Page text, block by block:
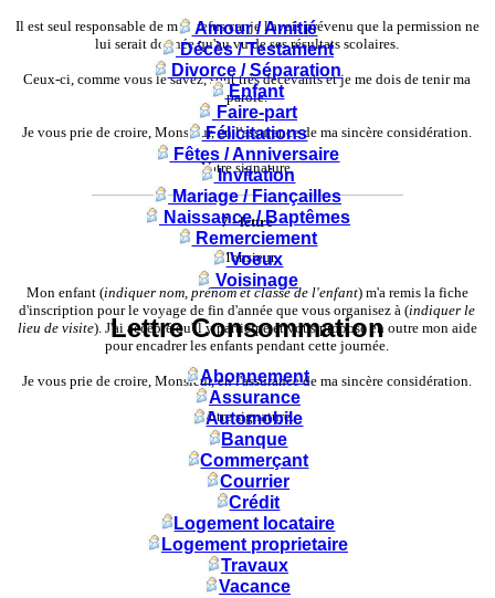
Il est seul responsable de mon refus car je l'avais prévenu que la permission ne
lui serait donnée qu'au vu de ses résultats scolaires.
Ceux-ci, comme vous le savez, sont très décevants et je me dois de tenir ma
parole.
Je vous prie de croire, Monsieur, en l'assurance de ma sincère considération.
Votre signature.
7 - lettre
Monsieur,
Mon enfant (indiquer nom, prénom et classe de l'enfant) m'a remis la fiche
d'inscription pour le voyage de fin d'année que vous organisez à (indiquer le
lieu de visite). J'ai accepté qu'il y participe et vous propose en outre mon aide
pour encadrer les enfants pendant cette journée.
Je vous prie de croire, Monsieur, en l'assurance de ma sincère considération.
Votre signature.
Amour / Amitié
Décès / Testament
Divorce / Séparation
Enfant
Faire-part
Félicitations
Fêtes / Anniversaire
Invitation
Mariage / Fiançailles
Naissance / Baptêmes
Remerciement
Voeux
Voisinage
Lettre Consommation
Abonnement
Assurance
Automobile
Banque
Commerçant
Courrier
Crédit
Logement locataire
Logement proprietaire
Travaux
Vacance